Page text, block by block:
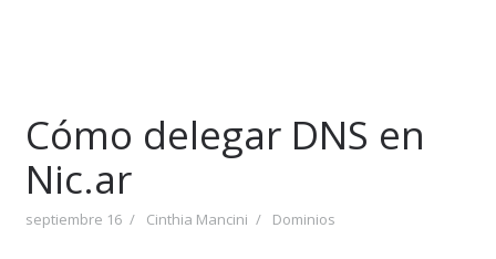
Cómo delegar DNS en
Nic.ar
septiembre 16 Cinthia Mancini Dominios